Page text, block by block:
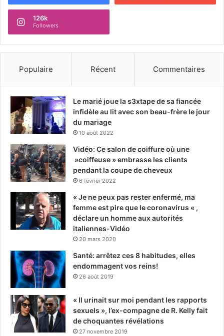
126k
Followers
Populaire Récent Commentaires
Le marié joue la s3xtape de sa fiancée
infidèle au lit avec son beau-frère le jour
du mariage
10 août 2022
Vidéo: Ce salon de coiffure où une
»coiffeuse » embrasse les clients
pendant la coupe de cheveux
6 février 2022
« Je ne peux pas rester enfermé, ma
femme est pire que le coronavirus « ,
déclare un homme aux autorités
italiennes-Vidéo
20 mars 2020
Santé: arrêtez ces 8 habitudes, elles
endommagent vos reins!
26 août 2019
« Il urinait sur moi pendant les rapports
sexuels », l’ex-compagne de R. Kelly fait
de choquantes révélations
27 novembre 2019